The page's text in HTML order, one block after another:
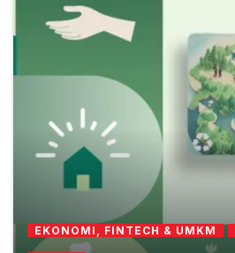
EKONOMI, FINTECH & UMKM